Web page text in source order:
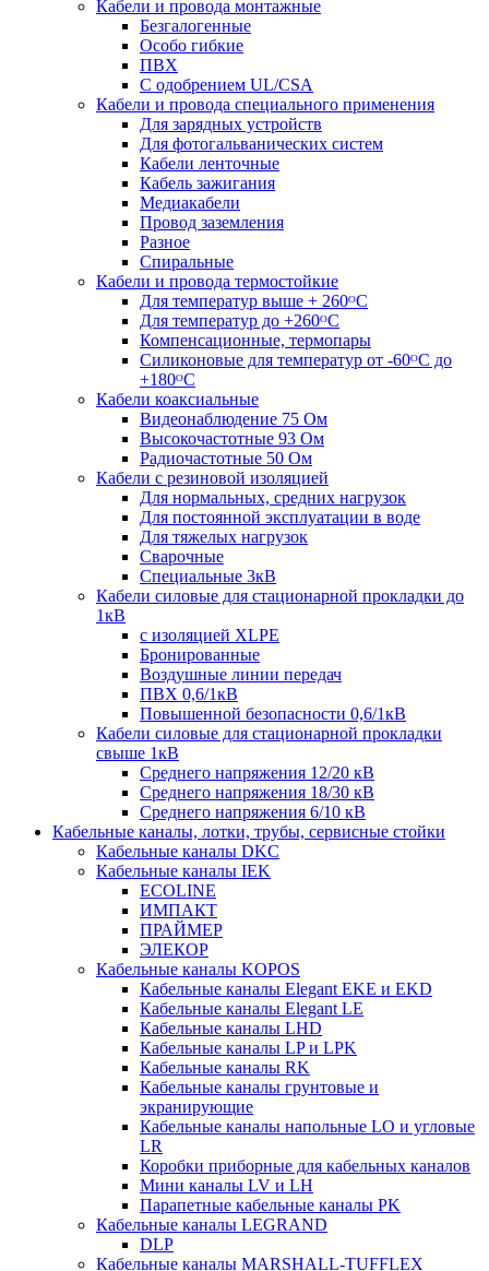
Кабели и провода монтажные
Безгалогенные
Особо гибкие
ПВХ
С одобрением UL/CSA
Кабели и провода специального применения
Для зарядных устройств
Для фотогальванических систем
Кабели ленточные
Кабель зажигания
Медиакабели
Провод заземления
Разное
Спиральные
Кабели и провода термостойкие
Для температур выше + 260ᴼС
Для температур до +260ᴼС
Компенсационные, термопары
Силиконовые для температур от -60ᴼC до
+180ᴼС
Кабели коаксиальные
Видеонаблюдение 75 Ом
Высокочастотные 93 Ом
Радиочастотные 50 Ом
Кабели с резиновой изоляцией
Для нормальных, средних нагрузок
Для постоянной эксплуатации в воде
Для тяжелых нагрузок
Сварочные
Специальные 3кВ
Кабели силовые для стационарной прокладки до
1кВ
c изоляцией XLPE
Бронированные
Воздушные линии передач
ПВХ 0,6/1кВ
Повышенной безопасности 0,6/1кВ
Кабели силовые для стационарной прокладки
свыше 1кВ
Среднего напряжения 12/20 кВ
Среднего напряжения 18/30 кВ
Среднего напряжения 6/10 кВ
Кабельные каналы, лотки, трубы, сервисные стойки
Кабельные каналы DKC
Кабельные каналы IEK
ECOLINE
ИМПАКТ
ПРАЙМЕР
ЭЛЕКОР
Кабельные каналы KOPOS
Кабельные каналы Elegant EKE и EKD
Кабельные каналы Elegant LE
Кабельные каналы LHD
Кабельные каналы LP и LPK
Кабельные каналы RK
Кабельные каналы грунтовые и
экранирующие
Кабельные каналы напольные LO и угловые
LR
Коробки приборные для кабельных каналов
Мини каналы LV и LH
Парапетные кабельные каналы PK
Кабельные каналы LEGRAND
DLP
Кабельные каналы MARSHALL-TUFFLEX